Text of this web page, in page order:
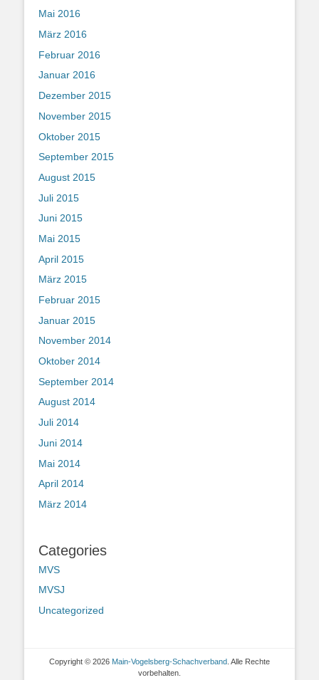
Mai 2016
März 2016
Februar 2016
Januar 2016
Dezember 2015
November 2015
Oktober 2015
September 2015
August 2015
Juli 2015
Juni 2015
Mai 2015
April 2015
März 2015
Februar 2015
Januar 2015
November 2014
Oktober 2014
September 2014
August 2014
Juli 2014
Juni 2014
Mai 2014
April 2014
März 2014
Categories
MVS
MVSJ
Uncategorized
Copyright © 2026 Main-Vogelsberg-Schachverband . Alle Rechte
vorbehalten.